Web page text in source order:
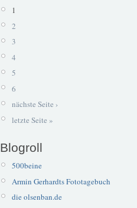
1
2
3
4
5
6
nächste Seite ›
letzte Seite »
Blogroll
500beine
Armin Gerhardts Fototagebuch
die olsenban.de